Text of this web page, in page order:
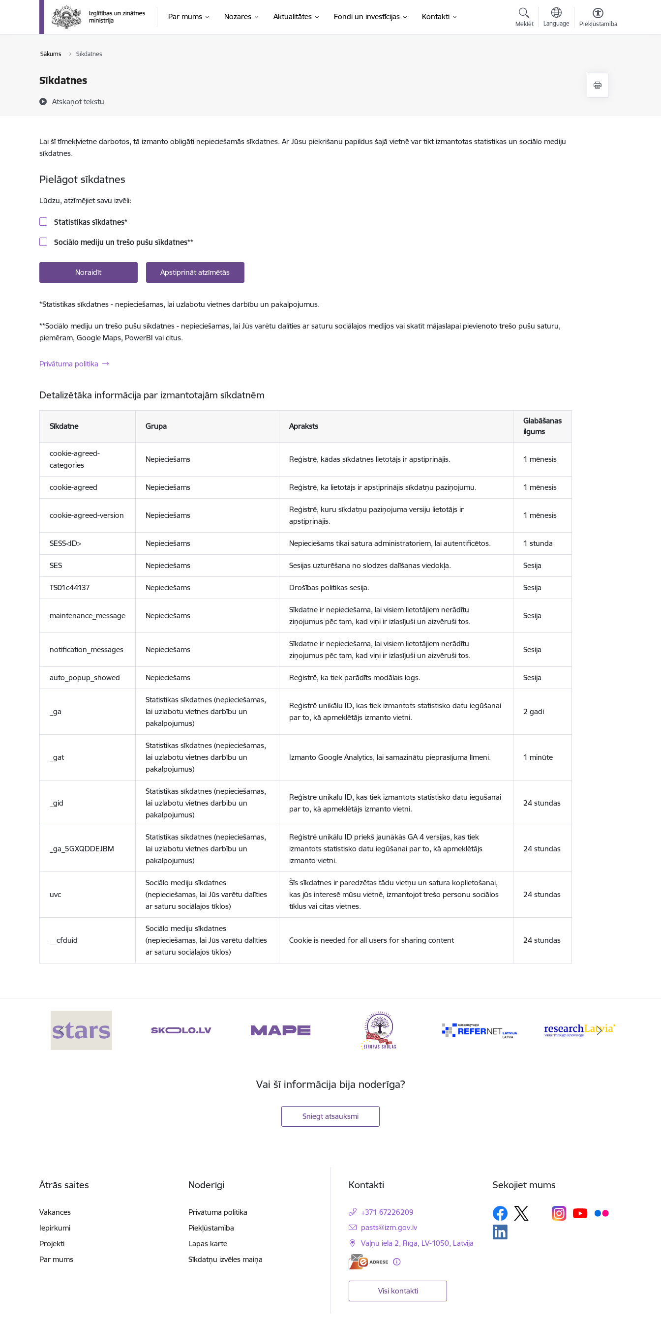
Pāriet uz lapas saturu
Par mums Nozares Aktualitātes Fondi un investīcijas Kontakti
Meklēt Language Piekļūstamība
Sākums Sīkdatnes
Sīkdatnes
Atskaņot tekstu
Lai šī tīmekļvietne darbotos, tā izmanto obligāti nepieciešamās sīkdatnes. Ar Jūsu piekrišanu papildus šajā vietnē var tikt izmantotas statistikas un sociālo mediju
sīkdatnes.
Pielāgot sīkdatnes
Lūdzu, atzīmējiet savu izvēli:
Statistikas sīkdatnes*
Sociālo mediju un trešo pušu sīkdatnes**
Noraidīt Apstiprināt atzīmētās
*Statistikas sīkdatnes - nepieciešamas, lai uzlabotu vietnes darbību un pakalpojumus.
**Sociālo mediju un trešo pušu sīkdatnes - nepieciešamas, lai Jūs varētu dalīties ar saturu sociālajos medijos vai skatīt mājaslapai pievienoto trešo pušu saturu,
piemēram, Google Maps, PowerBI vai citus.
Privātuma politika
Detalizētāka informācija par izmantotajām sīkdatnēm
Sīkdatne Grupa Apraksts
Glabāšanas
ilgums
cookie-agreed-
categories
Nepieciešams Reģistrē, kādas sīkdatnes lietotājs ir apstiprinājis. 1 mēnesis
cookie-agreed Nepieciešams Reģistrē, ka lietotājs ir apstiprinājis sīkdatņu paziņojumu. 1 mēnesis
cookie-agreed-version Nepieciešams
Reģistrē, kuru sīkdatņu paziņojuma versiju lietotājs ir
apstiprinājis.
1 mēnesis
SESS<ID> Nepieciešams Nepieciešams tikai satura administratoriem, lai autentificētos. 1 stunda
SES Nepieciešams Sesijas uzturēšana no slodzes dalīšanas viedokļa. Sesija
TS01c44137 Nepieciešams Drošības politikas sesija. Sesija
maintenance_message Nepieciešams
Sīkdatne ir nepieciešama, lai visiem lietotājiem nerādītu
ziņojumus pēc tam, kad viņi ir izlasījuši un aizvēruši tos.
Sesija
notification_messages Nepieciešams
Sīkdatne ir nepieciešama, lai visiem lietotājiem nerādītu
ziņojumus pēc tam, kad viņi ir izlasījuši un aizvēruši tos.
Sesija
auto_popup_showed Nepieciešams Reģistrē, ka tiek parādīts modālais logs. Sesija
_ga
Statistikas sīkdatnes (nepieciešamas,
lai uzlabotu vietnes darbību un
pakalpojumus)
Reģistrē unikālu ID, kas tiek izmantots statistisko datu iegūšanai
par to, kā apmeklētājs izmanto vietni.
2 gadi
_gat
Statistikas sīkdatnes (nepieciešamas,
lai uzlabotu vietnes darbību un
pakalpojumus)
Izmanto Google Analytics, lai samazinātu pieprasījuma līmeni. 1 minūte
_gid
Statistikas sīkdatnes (nepieciešamas,
lai uzlabotu vietnes darbību un
pakalpojumus)
Reģistrē unikālu ID, kas tiek izmantots statistisko datu iegūšanai
par to, kā apmeklētājs izmanto vietni.
24 stundas
_ga_5GXQDDEJBM
Statistikas sīkdatnes (nepieciešamas,
lai uzlabotu vietnes darbību un
pakalpojumus)
Reģistrē unikālu ID priekš jaunākās GA 4 versijas, kas tiek
izmantots statistisko datu iegūšanai par to, kā apmeklētājs
izmanto vietni.
24 stundas
uvc
Sociālo mediju sīkdatnes
(nepieciešamas, lai Jūs varētu dalīties
ar saturu sociālajos tīklos)
Šīs sīkdatnes ir paredzētas tādu vietņu un satura koplietošanai,
kas jūs interesē mūsu vietnē, izmantojot trešo personu sociālos
tīklus vai citas vietnes.
24 stundas
__cfduid
Sociālo mediju sīkdatnes
(nepieciešamas, lai Jūs varētu dalīties
ar saturu sociālajos tīklos)
Cookie is needed for all users for sharing content 24 stundas
Vai šī informācija bija noderīga?
Sniegt atsauksmi
Ātrās saites
Vakances
Iepirkumi
Projekti
Par mums
Noderīgi
Privātuma politika
Piekļūstamība
Lapas karte
Sīkdatņu izvēles maiņa
Kontakti
+371 67226209
E-pasts:
pasts@izm.gov.lv
Vaļņu iela 2, Rīga, LV-1050, Latvija
Visi kontakti
Sekojiet mums